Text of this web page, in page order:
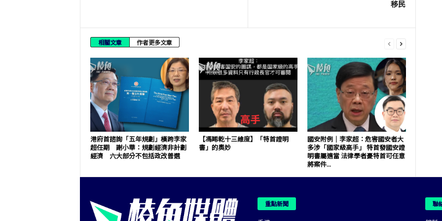
移民
相關文章 作者更多文章
港府首諮詢「五年規劃」橫跨李家
超任期 謝小華：規劃經濟非計劃
經濟 六大部分不包括政改普選
【馮睎乾十三維度】「特首證明
書」的奧妙
國安附例｜李家超：危害國安者大
多涉「國家級高手」 特首發國安證
明書屬適當 法律學者憂特首可任意
將案件...
重點新聞 聯